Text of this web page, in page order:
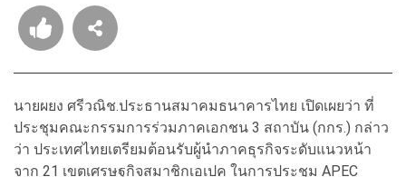
นายผยง ศรีวณิช.ประธานสมาคมธนาคารไทย เปิดเผยว่า ที่
ประชุมคณะกรรมการร่วมภาคเอกชน 3 สถาบัน (กกร.) กล่าว
ว่า ประเทศไทยเตรียมต้อนรับผู้นำภาคธุรกิจระดับแนวหน้า
จาก 21 เขตเศรษฐกิจสมาชิกเอเปค ในการประชุม APEC